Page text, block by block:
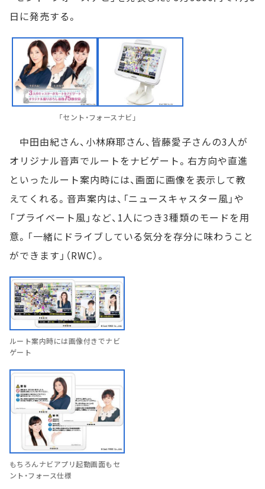
日に発売する。
「セント・フォースナビ」
中田由紀さん、小林麻耶さん、皆藤愛子さんの3人が
オリジナル音声でルートをナビゲート。右方向や直進
といったルート案内時には、画面に画像を表示して教
えてくれる。音声案内は、「ニュースキャスター風」や
「プライベート風」など、1人につき3種類のモードを用
意。「一緒にドライブしている気分を存分に味わうこと
ができます」（RWC）。
ルート案内時には画像付きでナビ
ゲート
もちろんナビアプリ起動画面もセ
ント・フォース仕様